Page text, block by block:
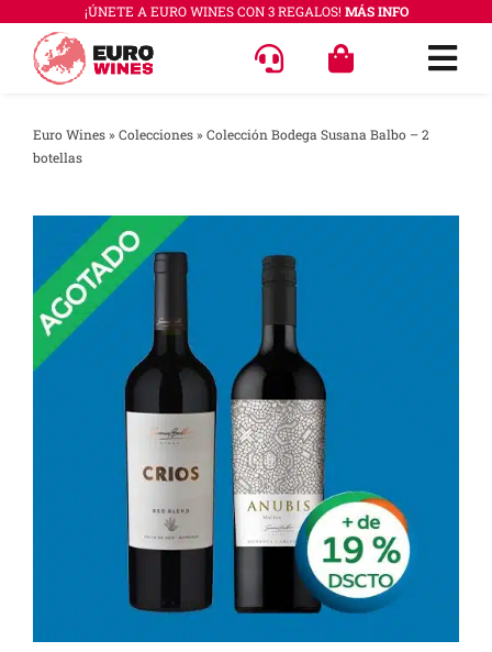
contenido
¡ÚNETE A EURO WINES CON 3 REGALOS! MÁS INFO
Euro Wines» Colecciones» Colección Bodega Susana Balbo – 2
botellas